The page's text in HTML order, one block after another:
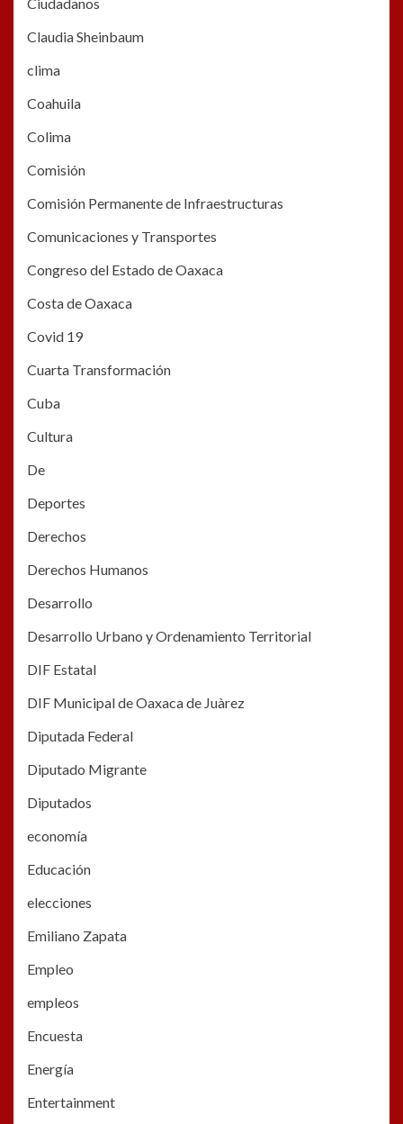
Claudia Sheinbaum
clima
Coahuila
Colima
Comisión
Comisión Permanente de Infraestructuras
Comunicaciones y Transportes
Congreso del Estado de Oaxaca
Costa de Oaxaca
Covid 19
Cuarta Transformación
Cuba
Cultura
De
Deportes
Derechos
Derechos Humanos
Desarrollo
Desarrollo Urbano y Ordenamiento Territorial
DIF Estatal
DIF Municipal de Oaxaca de Juàrez
Diputada Federal
Diputado Migrante
Diputados
economía
Educación
elecciones
Emiliano Zapata
Empleo
empleos
Encuesta
Energía
Entertainment